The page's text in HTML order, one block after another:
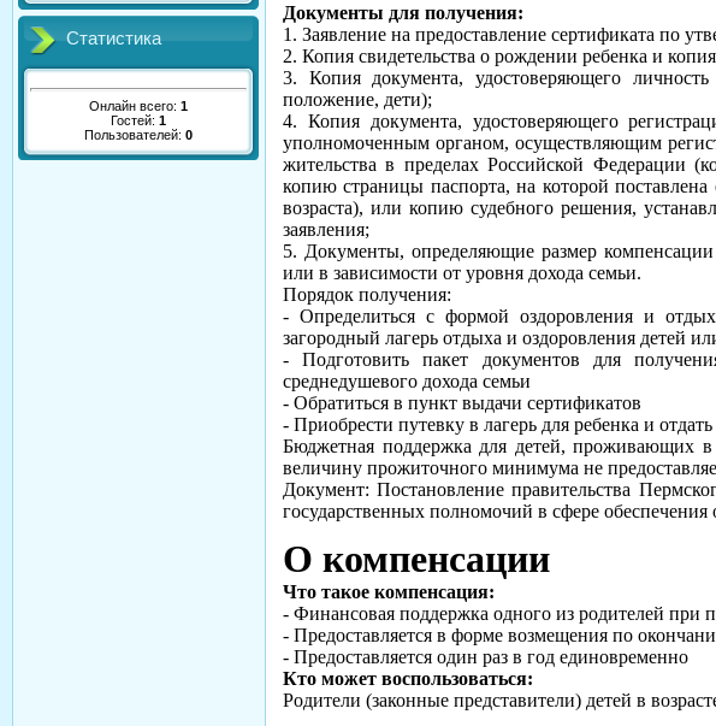
Статистика
Онлайн всего: 1
Гостей: 1
Пользователей: 0
Документы для получения:
1. Заявление на предоставление сертификата по
2. Копия свидетельства о рождении ребенка и
3. Копия документа, удостоверяющего
положение, дети);
4. Копия документа, удостоверяющего
уполномоченным органом, осуществляющим
жительства в пределах Российской Федерации
копию страницы паспорта, на которой
возраста), или копию судебного решения,
заявления;
5. Документы, определяющие размер
или в зависимости от уровня дохода семьи.
Порядок получения:
- Определиться с формой оздоровления и
загородный лагерь отдыха и оздоровления детей
- Подготовить пакет документов для
среднедушевого дохода семьи
- Обратиться в пункт выдачи сертификатов
- Приобрести путевку в лагерь для ребенка и
Бюджетная поддержка для детей, проживающих
величину прожиточного минимума не
Документ: Постановление правительства
государственных полномочий в сфере
О компенсации
Что такое компенсация:
- Финансовая поддержка одного из родителей при
- Предоставляется в форме возмещения по
- Предоставляется один раз в год единовременно
Кто может воспользоваться:
Родители (законные представители) детей в